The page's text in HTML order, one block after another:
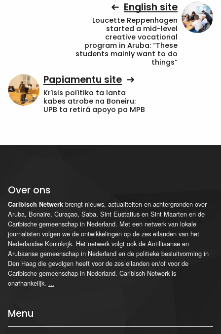
English site
Loucette Reppenhagen
started a mid-level
creative vocational
program in Aruba: “These
students mainly want to do
things”
Papiamentu site
Krísis polítiko ta lanta
kabes atrobe na Boneiru:
UPB ta retirá apoyo pa MPB
Over ons
Caribisch Netwerk brengt nieuws, actualiteiten en achtergronden over
Aruba, Bonaire, Curaçao, Saba, Sint Eustatius en Sint Maarten en de
Caribische gemeenschap in Nederland. Met een netwerk van lokale
journalisten volgen we de ontwikkelingen op de zes eilanden van het
Nederlandse Koninkrijk. Het netwerk volgt ook de Antilliaanse en
Arubaanse gemeenschap in Nederland en de politieke besluitvorming in
Den Haag die gevolgen heeft voor de zes eilanden en/of voor de
Caribische gemeenschap in Nederland. Caribisch Netwerk is
onafhankelijk. ...
Menu